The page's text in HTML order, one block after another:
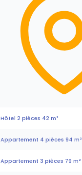
Hôtel 2 pièces 42 m²
Appartement 4 pièces 94 m²
Appartement 3 pièces 79 m²